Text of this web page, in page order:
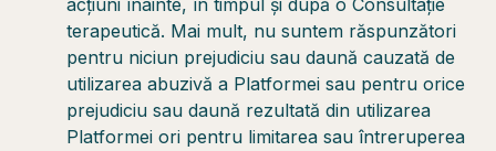
acțiuni înainte, în timpul și după o Consultație
terapeutică. Mai mult, nu suntem răspunzători
pentru niciun prejudiciu sau daună cauzată de
utilizarea abuzivă a Platformei sau pentru orice
prejudiciu sau daună rezultată din utilizarea
Platformei ori pentru limitarea sau întreruperea